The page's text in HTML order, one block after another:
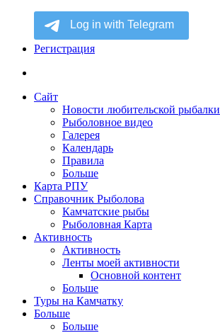
Регистрация
Сайт
Новости любительской рыбалки
Рыболовное видео
Галерея
Календарь
Правила
Больше
Карта РПУ
Справочник Рыболова
Камчатские рыбы
Рыболовная Карта
Активность
Активность
Ленты моей активности
Основной контент
Больше
Туры на Камчатку
Больше
Больше